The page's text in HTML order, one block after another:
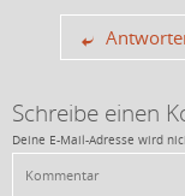
Schreibe einen
Deine E-Mail-Adresse wird